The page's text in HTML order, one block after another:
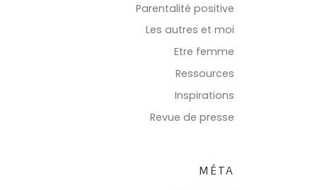
Parentalité positive
Les autres et moi
Etre femme
Ressources
Inspirations
Revue de presse
MÉTA